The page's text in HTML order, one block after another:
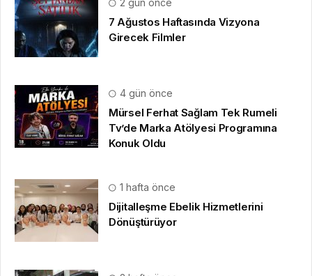
7 Ağustos Haftasında Vizyona
Girecek Filmler
4 gün önce
Mürsel Ferhat Sağlam Tek Rumeli
Tv’de Marka Atölyesi Programına
Konuk Oldu
1 hafta önce
Dijitalleşme Ebelik Hizmetlerini
Dönüştürüyor